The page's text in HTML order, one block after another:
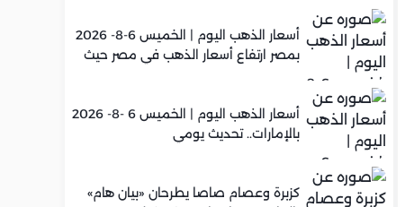
أسعار الذهب اليوم | الخميس 6-8- 2026
بمصر ارتفاع أسعار الذهب في مصر حيث
أسعار الذهب اليوم | الخميس 6 -8- 2026
بالإمارات.. تحديث يومي
كزبرة وعصام صاصا يطرحان «بيان هام»